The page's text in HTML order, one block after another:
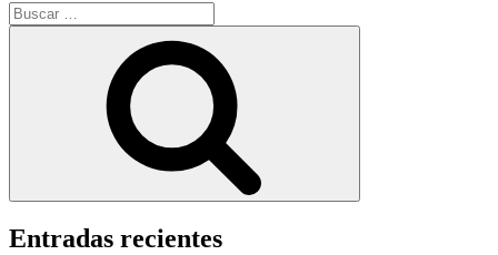
Buscar
por:
Entradas recientes